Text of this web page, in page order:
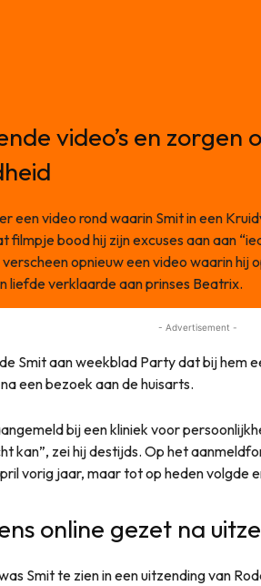
video’s en zorgen
een video rond waarin Smit in een
filmpje bood hij zijn excuses aan aan
opnieuw een video waarin hij
liefde verklaarde aan prinses Beatrix.
- Advertisement -
Smit aan weekblad Party dat bij hem
een bezoek aan de huisarts.
bij een kliniek voor
kan”, zei hij destijds. Op het
vorig jaar, maar tot op heden volgde
online gezet na
Smit te zien in een uitzending van